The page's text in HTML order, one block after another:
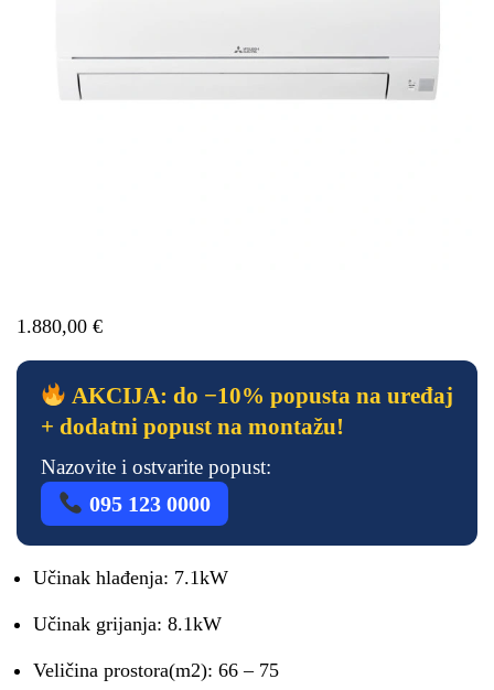
1.880,00 €
AKCIJA: do −10% popusta na uređaj
+ dodatni popust na montažu!
Nazovite i ostvarite popust:
095 123 0000
Učinak hlađenja: 7.1kW
Učinak grijanja: 8.1kW
Veličina prostora(m2): 66 – 75